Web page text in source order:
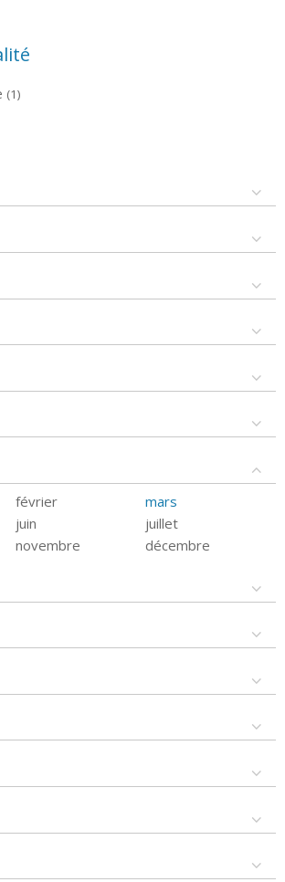
(1)
février
mars
juin
juillet
novembre décembre